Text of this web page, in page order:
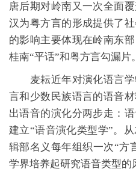
唐后期对岭南又一次全面
汉为粤方言的形成提供了
的影响主要体现在岭南东
桂南“平话”和粤方言勾漏片。
麦耘近年对演化语言学
言和少数民族语言的语音
出语音的演化分两步走：
建立“语音演化类型学”。
辑部名义每年组织一次“方
学界培养起研究语音类型的